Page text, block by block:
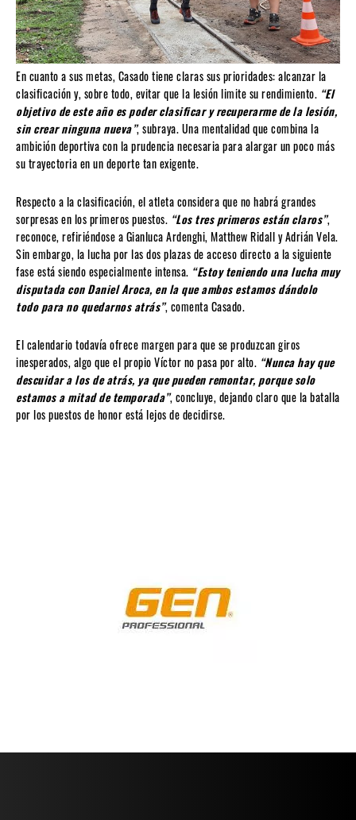
En cuanto a sus metas, Casado tiene claras sus prioridades: alcanzar la
clasificación y, sobre todo, evitar que la lesión limite su rendimiento. “El
objetivo de este año es poder clasificar y recuperarme de la lesión,
sin crear ninguna nueva”, subraya. Una mentalidad que combina la
ambición deportiva con la prudencia necesaria para alargar un poco más
su trayectoria en un deporte tan exigente.
Respecto a la clasificación, el atleta considera que no habrá grandes
sorpresas en los primeros puestos. “Los tres primeros están claros”,
reconoce, refiriéndose a Gianluca Ardenghi, Matthew Ridall y Adrián Vela.
Sin embargo, la lucha por las dos plazas de acceso directo a la siguiente
fase está siendo especialmente intensa. “Estoy teniendo una lucha muy
disputada con Daniel Aroca, en la que ambos estamos dándolo
todo para no quedarnos atrás”, comenta Casado.
El calendario todavía ofrece margen para que se produzcan giros
inesperados, algo que el propio Víctor no pasa por alto. “Nunca hay que
descuidar a los de atrás, ya que pueden remontar, porque solo
estamos a mitad de temporada”, concluye, dejando claro que la batalla
por los puestos de honor está lejos de decidirse.